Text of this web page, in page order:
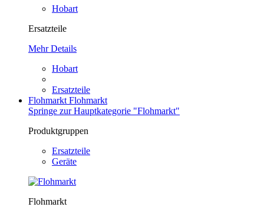
Hobart
Ersatzteile
Mehr Details
Hobart
Ersatzteile
Flohmarkt Flohmarkt
Springe zur Hauptkategorie "Flohmarkt"
Produktgruppen
Ersatzteile
Geräte
Flohmarkt